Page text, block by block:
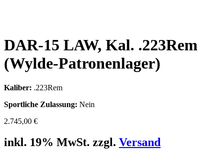
DAR-15 LAW, Kal. .223Rem
(Wylde-Patronenlager)
Kaliber: .223Rem
Sportliche Zulassung: Nein
2.745,00 €
inkl. 19% MwSt. zzgl. Versand